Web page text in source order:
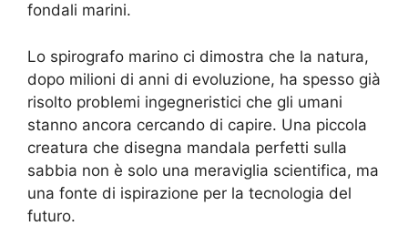
fondali marini.
Lo spirografo marino ci dimostra che la natura,
dopo milioni di anni di evoluzione, ha spesso già
risolto problemi ingegneristici che gli umani
stanno ancora cercando di capire. Una piccola
creatura che disegna mandala perfetti sulla
sabbia non è solo una meraviglia scientifica, ma
una fonte di ispirazione per la tecnologia del
futuro.